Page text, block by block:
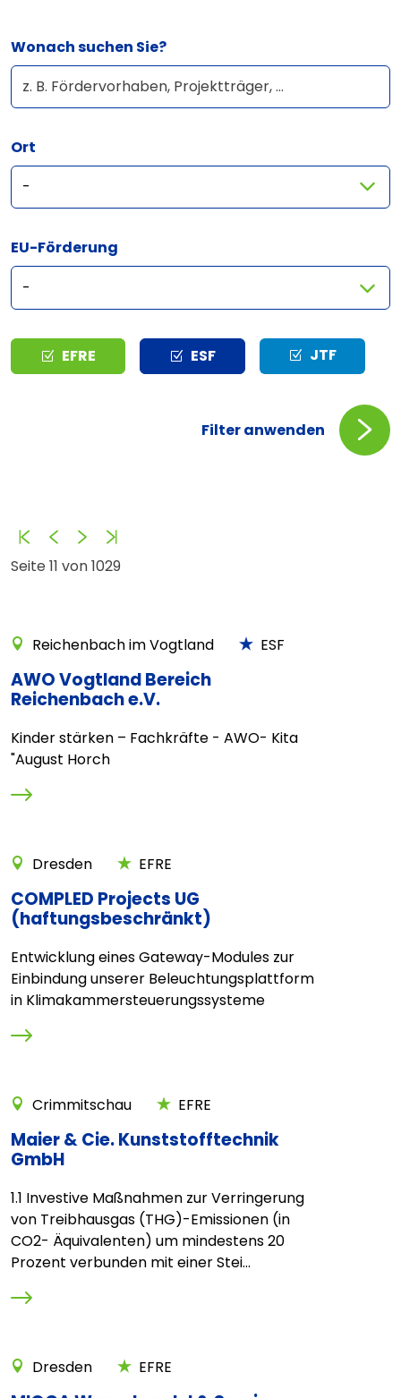
Wonach suchen Sie?
Ort
EU-Förderung
Typ EFRE ESF JTF
Filter anwenden
Seite 11 von 1029
AnfangZurückVorwärts
Reichenbach im Vogtland ESF
AWO Vogtland Bereich
Reichenbach e.V.
Kinder stärken – Fachkräfte - AWO- Kita
"August Horch
Dresden EFRE
COMPLED Projects UG
(haftungsbeschränkt)
Entwicklung eines Gateway-Modules zur
Einbindung unserer Beleuchtungsplattform
in Klimakammersteuerungssysteme
Crimmitschau EFRE
Maier & Cie. Kunststofftechnik
GmbH
1.1 Investive Maßnahmen zur Verringerung
von Treibhausgas (THG)-Emissionen (in
CO2- Äquivalenten) um mindestens 20
Prozent verbunden mit einer Stei...
Dresden EFRE